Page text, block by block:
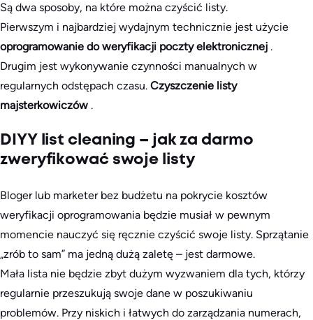
Są dwa sposoby, na które można czyścić listy.
Pierwszym i najbardziej wydajnym technicznie jest użycie
oprogramowanie do weryfikacji poczty elektronicznej .
Drugim jest wykonywanie czynności manualnych w
regularnych odstępach czasu. Czyszczenie listy
majsterkowiczów .
DIYY list cleaning – jak za darmo
zweryfikować swoje listy
Bloger lub marketer bez budżetu na pokrycie kosztów
weryfikacji oprogramowania będzie musiał w pewnym
momencie nauczyć się ręcznie czyścić swoje listy. Sprzątanie
„zrób to sam” ma jedną dużą zaletę – jest darmowe.
Mała lista nie będzie zbyt dużym wyzwaniem dla tych, którzy
regularnie przeszukują swoje dane w poszukiwaniu
problemów. Przy niskich i łatwych do zarządzania numerach,